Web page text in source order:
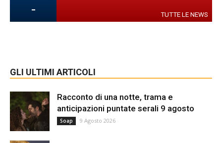
- TUTTE LE NEWS
GLI ULTIMI ARTICOLI
Racconto di una notte, trama e
anticipazioni puntate serali 9 agosto
Soap 9 Agosto 2026